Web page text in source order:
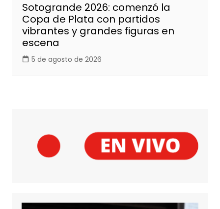
Sotogrande 2026: comenzó la
Copa de Plata con partidos
vibrantes y grandes figuras en
escena
5 de agosto de 2026